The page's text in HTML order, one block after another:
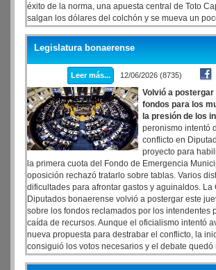
éxito de la norma, una apuesta central de Toto
salgan los dólares del colchón y se mueva un
bronca de Caputo con el daño tremendo que le
económico el escándalo interminable del vocero
llevó a faltar a la reunión de la mesa política de
ministro adujo un viaje, del que no dio mayores
Legislatura bonaerense
Leer más... 12/06/2026 (8735)
Volvió a
fondos para los
la presión de los
peronismo intentó
conflicto en
proyecto para
la primera cuota del Fondo de Emergencia
oposición rechazó tratarlo sobre tablas. Varios
dificultades para afrontar gastos y aguinaldos. La
Diputados bonaerense volvió a postergar este
sobre los fondos reclamados por los intendentes
caída de recursos. Aunque el oficialismo intentó
nueva propuesta para destrabar el conflicto, la
consiguió los votos necesarios y el debate quedó
demorado.